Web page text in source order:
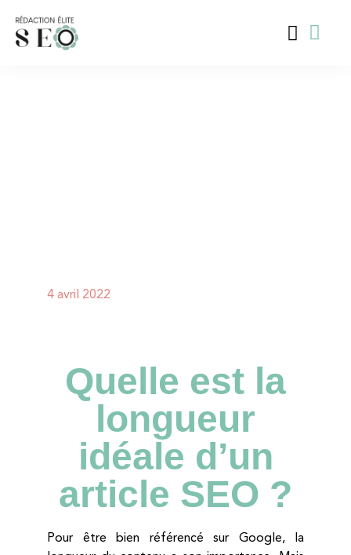
4 avril 2022
Quelle est la
longueur
idéale d’un
article SEO ?
Pour être bien référencé sur Google, la